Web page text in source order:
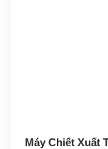
Máy Chiết Xuất